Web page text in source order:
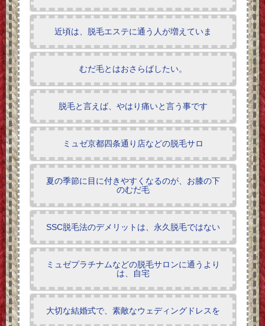
近頃は、脱毛エステに通う人が増えていま
むだ毛とはおさらばしたい。
脱毛と言えば、やはり痛いと言う事です
ミュゼ京都四条通り店などの脱毛サロ
夏の季節に目に付きやすくなるのが、お膝の下
のむだ毛
SSC脱毛法のデメリットは、永久脱毛ではない
ミュゼプラチナムなどの脱毛サロンに通うより
は、自宅
大切な結婚式で、素敵なウェディングドレスを